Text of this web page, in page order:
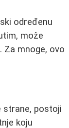
određenu
može
mnoge, ovo
strane, postoji
koju